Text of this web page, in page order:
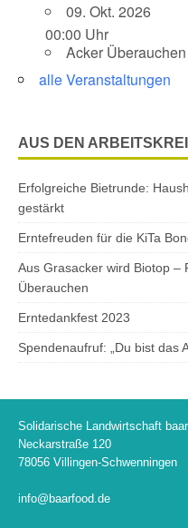
09. Okt. 2026
00:00 Uhr
Acker Überauchen
alle Veranstaltungen
AUS DEN
Erfolgreiche Bietrunde:
gestärkt
Erntefreuden für die KiTa
Aus Grasacker wird Biotop –
Überauchen
Erntedankfest 2023
Spendenaufruf: „Du bist das
Solidarische Landwirtschaft
Neckarstraße 120
78056 Villingen-Schwenningen
info@baarfood.de